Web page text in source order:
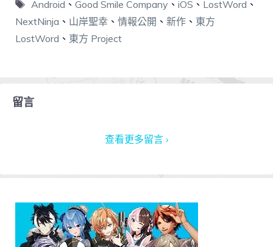
Android 、 Good Smile Company 、 iOS 、 LostWord 、
NextNinja 、 山岸聖幸 、 情報公開 、 新作 、 東方
LostWord 、 東方 Project
留言
查看更多留言 ›